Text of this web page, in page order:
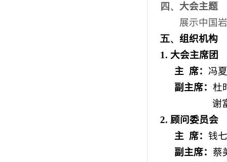
四、 大会主题
展示中国
五、 组织机构
1. 大会主席团
主 席： 冯
副主席：杜
谢
2. 顾问委员会
主 席：钱
副主席：蔡